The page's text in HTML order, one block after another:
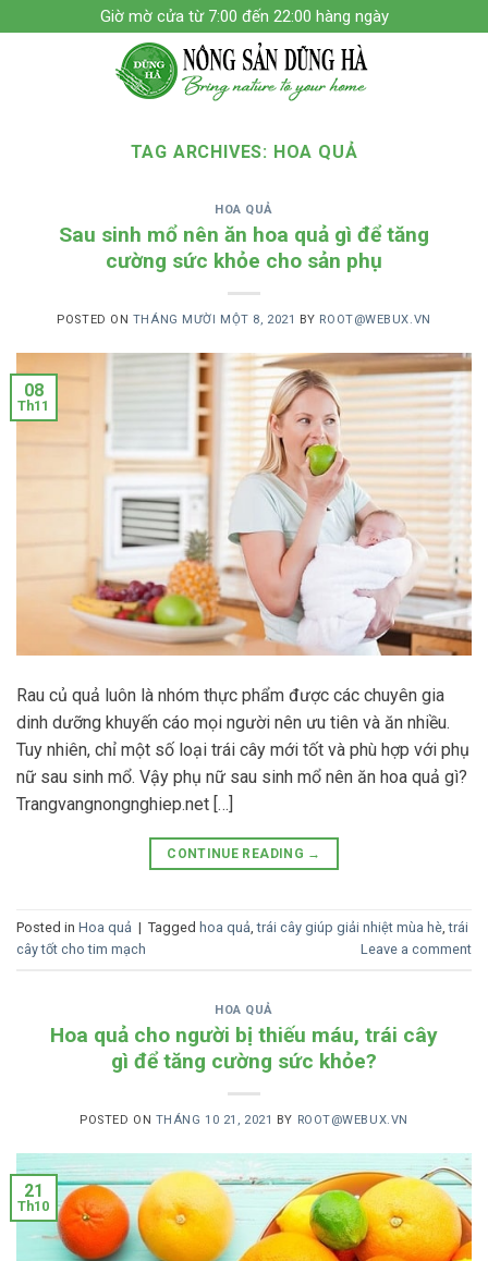
to
Giờ mờ cửa từ 7:00 đến 22:00 hàng ngày
TAG ARCHIVES: HOA QUẢ
HOA QUẢ
Sau sinh mổ nên ăn hoa quả gì để tăng
cường sức khỏe cho sản phụ
POSTED ON THÁNG MƯỜI MỘT 8, 2021 BY ROOT@WEBUX.VN
08
Th11
Rau củ quả luôn là nhóm thực phẩm được các chuyên gia
dinh dưỡng khuyến cáo mọi người nên ưu tiên và ăn nhiều.
Tuy nhiên, chỉ một số loại trái cây mới tốt và phù hợp với phụ
nữ sau sinh mổ. Vậy phụ nữ sau sinh mổ nên ăn hoa quả gì?
Trangvangnongnghiep.net […]
CONTINUE READING →
Posted in Hoa quả | Tagged hoa quả,trái cây giúp giải nhiệt mùa hè,trái
cây tốt cho tim mạch
Leave a comment
HOA QUẢ
Hoa quả cho người bị thiếu máu, trái cây
gì để tăng cường sức khỏe?
POSTED ON THÁNG 10 21, 2021 BY ROOT@WEBUX.VN
21
Th10